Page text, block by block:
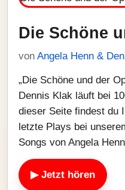
Die Schöne
von Angela Henn &
„Die Schöne und der
Dennis Klak läuft bei
dieser Seite findest du
letzte Plays bei
Songs von Angela
▶ Jetzt hören